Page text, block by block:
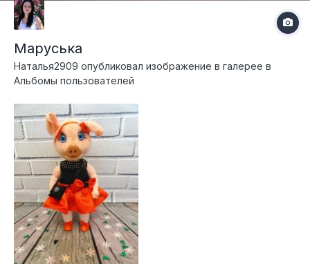
Маруська
Наталья2909 опубликовал изображение в галерее в
Альбомы пользователей